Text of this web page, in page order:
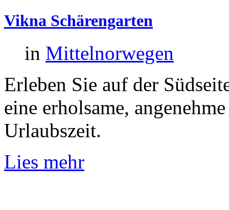
Vikna Schärengarten
in Mittelnorwegen
Erleben Sie auf der
eine erholsame,
Urlaubszeit.
Lies mehr